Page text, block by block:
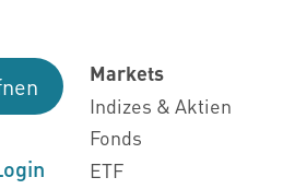
Markets
Indizes & Aktien
Fonds
ETF